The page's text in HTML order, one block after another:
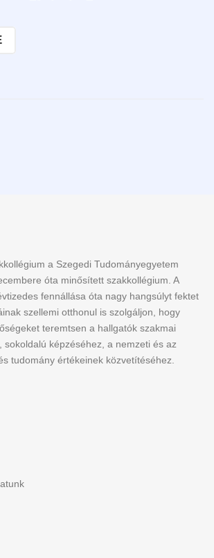
a Szegedi Tudományegyetem
óta minősített szakkollégium. A
fennállása óta nagy hangsúlyt fektet
szellemi otthonul is szolgáljon, hogy
teremtsen a hallgatók szakmai
sokoldalú képzéséhez, a nemzeti és az
tudomány értékeinek közvetítéséhez.